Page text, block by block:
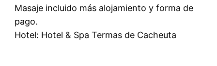
Masaje incluido más alojamiento y forma de
pago.
Hotel: Hotel & Spa Termas de Cacheuta